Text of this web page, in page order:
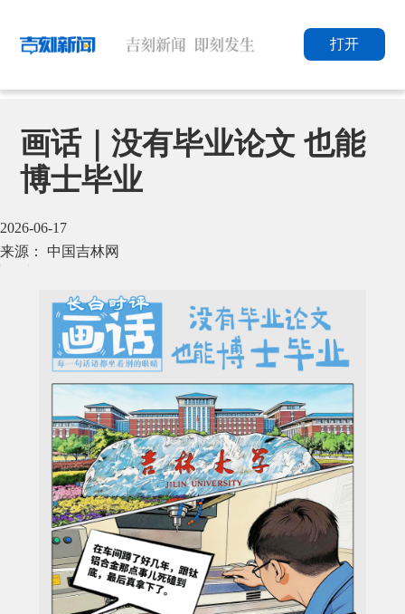
打开
画话｜没有毕业论文 也能
博士毕业
2026-06-17
来源： 中国吉林网